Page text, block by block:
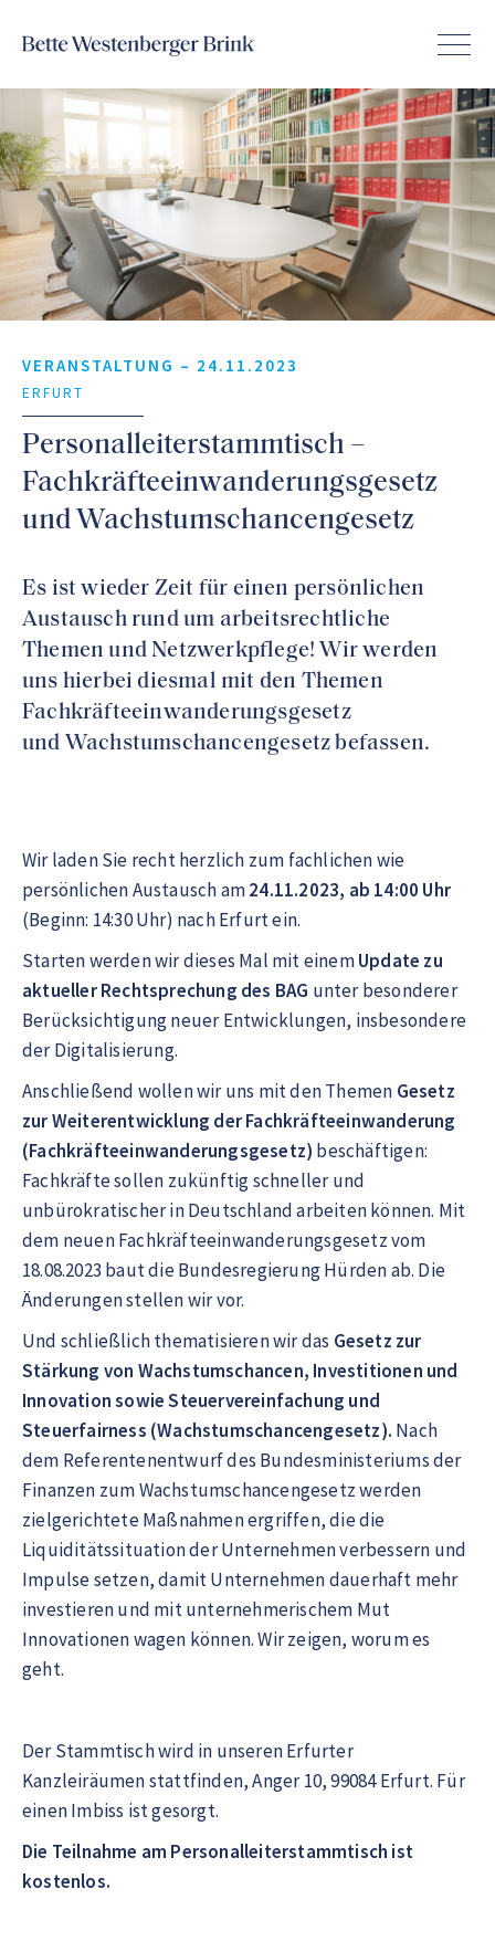
VERANSTALTUNG – 24.11.2023
ERFURT
Personalleiterstammtisch –
Fachkräfteeinwanderungsgesetz
und Wachstumschancengesetz
Es ist wieder Zeit für einen persönlichen
Austausch rund um arbeitsrechtliche
Themen und Netzwerkpflege! Wir werden
uns hierbei diesmal mit den Themen
Fachkräfteeinwanderungsgesetz
und Wachstumschancengesetz befassen.
Wir laden Sie recht herzlich zum fachlichen wie
persönlichen Austausch am24.11.2023, ab 14:00 Uhr
(Beginn: 14:30 Uhr) nach Erfurt ein.
Starten werden wir dieses Mal mit einemUpdate zu
aktueller Rechtsprechung des BAG unter besonderer
Berücksichtigung neuer Entwicklungen, insbesondere
der Digitalisierung.
Anschließend wollen wir uns mit den Themen Gesetz
zur Weiterentwicklung der Fachkräfteeinwanderung
(Fachkräfteeinwanderungsgesetz) beschäftigen:
Fachkräfte sollen zukünftig schneller und
unbürokratischer in Deutschland arbeiten können. Mit
dem neuen Fachkräfteeinwanderungsgesetz vom
18.08.2023 baut die Bundesregierung Hürden ab. Die
Änderungen stellen wir vor.
Und schließlich thematisieren wir das Gesetz zur
Stärkung von Wachstumschancen, Investitionen und
Innovation sowie Steuervereinfachung und
Steuerfairness (Wachstumschancengesetz). Nach
dem Referentenentwurf des Bundesministeriums der
Finanzen zum Wachstumschancengesetz werden
zielgerichtete Maßnahmen ergriffen, die die
Liquiditätssituation der Unternehmen verbessern und
Impulse setzen, damit Unternehmen dauerhaft mehr
investieren und mit unternehmerischem Mut
Innovationen wagen können. Wir zeigen, worum es
geht.
Der Stammtisch wird in unseren Erfurter
Kanzleiräumen stattfinden, Anger 10, 99084 Erfurt. Für
einen Imbiss ist gesorgt.
Die Teilnahme am Personalleiterstammtisch ist
kostenlos.